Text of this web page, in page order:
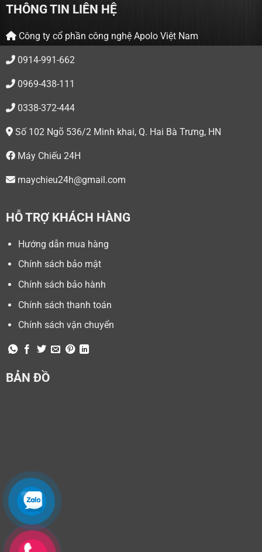
THÔNG TIN LIÊN HỆ
Công ty cổ phần công nghệ Apolo Việt Nam
0914-991-662
0969-438-111
0338-372-444
Số 102 Ngõ 536/2 Minh khai, Q. Hai Bà Trưng, HN
Máy Chiếu 24H
maychieu24h@gmail.com
HỖ TRỢ KHÁCH HÀNG
Hướng dẫn mua hàng
Chính sách bảo mật
Chính sách bảo hành
Chính sách thanh toán
Chính sách vận chuyển
BẢN ĐỒ